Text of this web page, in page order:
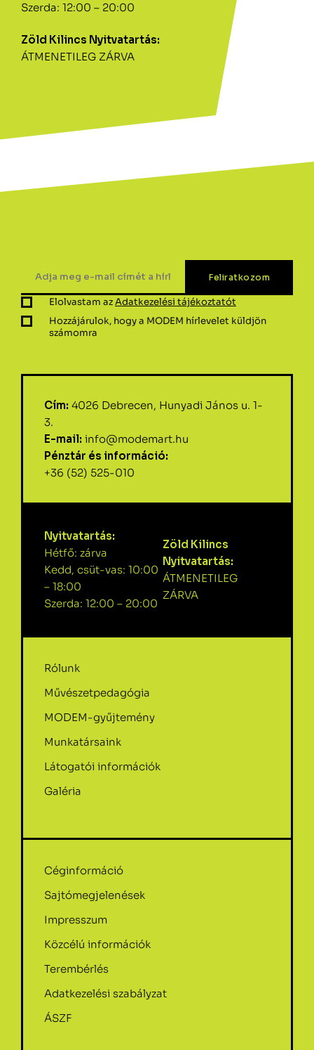
Szerda: 12:00 – 20:00
Zöld Kilincs Nyitvatartás:
ÁTMENETILEG ZÁRVA
Elolvastam azAdatkezelési tájékoztatót
Hozzájárulok, hogy a MODEM hírlevelet küldjön
számomra
Cím: 4026 Debrecen, Hunyadi János u. 1-
3.
E-mail: info@modemart.hu
Pénztár és információ:
+36 (52) 525-010
Nyitvatartás:
Hétfő: zárva
Kedd, csüt-vas: 10:00
– 18:00
Szerda: 12:00 – 20:00
Zöld Kilincs
Nyitvatartás:
ÁTMENETILEG
ZÁRVA
Rólunk
Művészetpedagógia
MODEM-gyűjtemény
Munkatársaink
Látogatói információk
Galéria
Céginformáció
Sajtómegjelenések
Impresszum
Közcélú információk
Terembérlés
Adatkezelési szabályzat
ÁSZF